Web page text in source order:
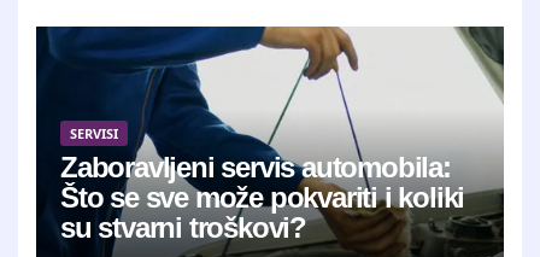
SERVISI
Zaboravljeni servis automobila:
Što se sve može pokvariti i koliki
su stvarni troškovi?